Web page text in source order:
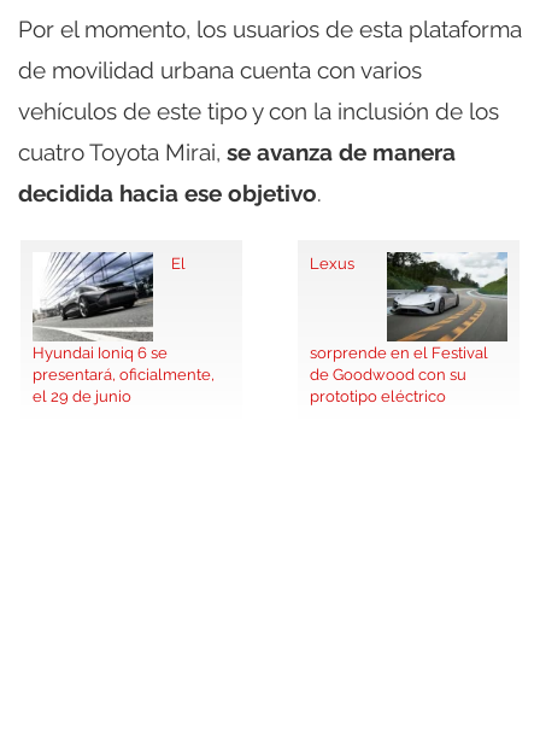
Por el momento, los usuarios de esta plataforma
de movilidad urbana cuenta con varios
vehículos de este tipo y con la inclusión de los
cuatro Toyota Mirai, se avanza de manera
decidida hacia ese objetivo.
El
Hyundai Ioniq 6 se
presentará, oficialmente,
el 29 de junio
Lexus
sorprende en el Festival
de Goodwood con su
prototipo eléctrico